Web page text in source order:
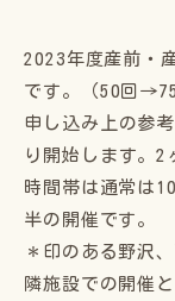
2023年度産前・
です。（50回
申し込み上の参
り開始します。2
時間帯は通常は
半の開催です。
＊印のある野沢
隣施設での開催